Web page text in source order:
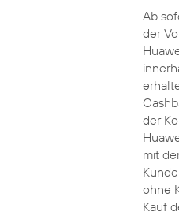
Ab
der
der
mit
ohne
Kauf